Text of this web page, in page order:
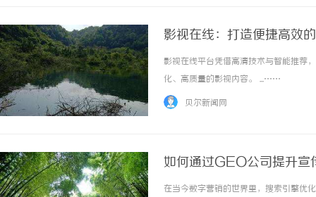
影视在线：打造便捷高效
影视在线平台凭借高清技术与智能推荐
化、高质量的影视内容。 ...……
贝尔新闻网
如何通过GEO公司提升宣
在当今数字营销的世界里，搜索引擎优
330FE20耐磨改性颗粒：提升工程
的秘密武器